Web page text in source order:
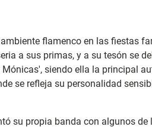
flamenco en las fiestas
a sus primas, y a su tesón se
siendo ella la principal
se refleja su personalidad
su propia banda con algunos de